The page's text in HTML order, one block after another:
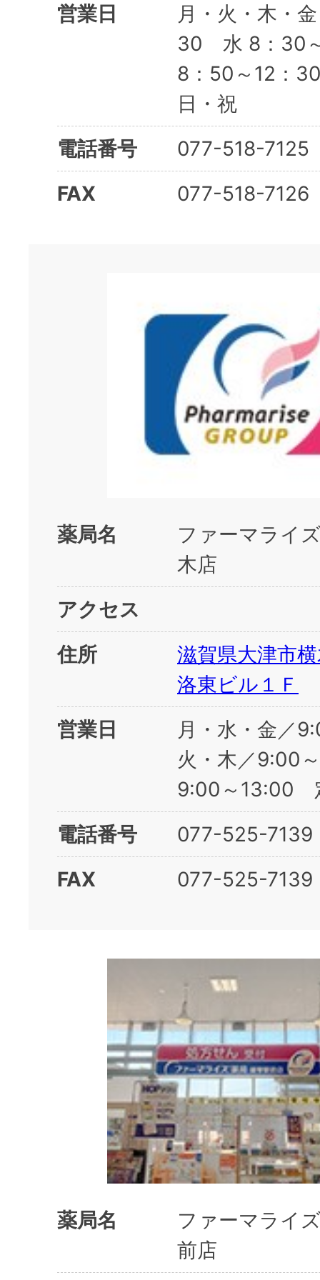
営業日
月・火・木・
30 水 8：30
8：50～12：
日・祝
電話番号
077-518-7125
FAX
077-518-7126
薬局名
ファーマライ
木店
アクセス
住所
滋賀県大津市
洛東ビル１Ｆ
営業日
月・水・金
火・木／9:00
9:00～13:00
電話番号
077-525-7139
FAX
077-525-7139
薬局名
ファーマライ
前店